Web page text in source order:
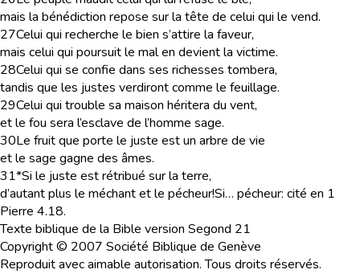
mais la bénédiction repose sur la tête de celui qui le vend.
27Celui qui recherche le bien s’attire la faveur,
mais celui qui poursuit le mal en devient la victime.
28Celui qui se confie dans ses richesses tombera,
tandis que les justes verdiront comme le feuillage.
29Celui qui trouble sa maison héritera du vent,
et le fou sera l’esclave de l’homme sage.
30Le fruit que porte le juste est un arbre de vie
et le sage gagne des âmes.
31*Si le juste est rétribué sur la terre,
d’autant plus le méchant et le pécheur!Si… pécheur: cité en 1
Pierre 4.18.
Texte biblique de la Bible version Segond 21
Copyright © 2007 Société Biblique de Genève
Reproduit avec aimable autorisation. Tous droits réservés.